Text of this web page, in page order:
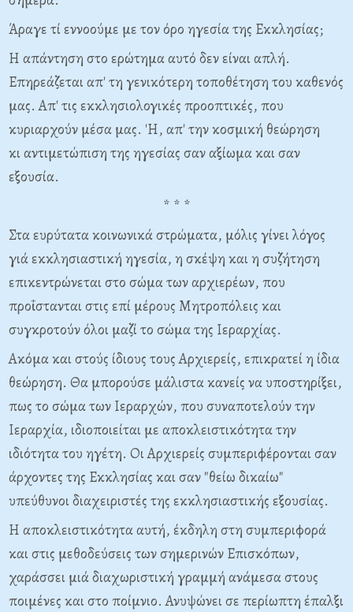
Άραγε τί εννοούμε με τον όρο ηγεσία της Εκκλησίας;
Η απάντηση στο ερώτημα αυτό δεν είναι απλή.
Επηρεάζεται απ' τη γενικότερη τοποθέτηση του καθενός
μας. Απ' τις εκκλησιολογικές προοπτικές, που
κυριαρχούν μέσα μας. 'Η, απ' την κοσμική θεώρηση
κιαντιμετώπιση της ηγεσίας σαν αξίωμα και σαν
εξουσία.
* * *
Στα ευρύτατα κοινωνικά στρώματα, μόλις γίνει λόγος
γιά εκκλησιαστική ηγεσία, η σκέψη και η συζήτηση
επικεντρώνεται στο σώμα των αρχιερέων, που
προΐστανται στις επί μέρους Μητροπόλεις και
συγκροτούν όλοι μαζί το σώμα της Ιεραρχίας.
Ακόμα και στούς ίδιους τους Αρχιερείς, επικρατεί η ίδια
θεώρηση. Θα μπορούσε μάλιστα κανείς να υποστηρίξει,
πως το σώμα των Ιεραρχών, που συναποτελούν την
Ιεραρχία, ιδιοποιείται με αποκλειστικότητα την
ιδιότητα του ηγέτη. Οι Αρχιερείς συμπεριφέρονται σαν
άρχοντες της Εκκλησίας και σαν "θείω δικαίω"
υπεύθυνοι διαχειριστές της εκκλησιαστικής εξουσίας.
Η αποκλειστικότητα αυτή, έκδηλη στη συμπεριφορά
και στις μεθοδεύσεις των σημερινών Επισκόπων,
χαράσσει μιά διαχωριστική γραμμή ανάμεσα στους
ποιμένες και στο ποίμνιο. Ανυψώνει σε περίωπτη έπαλξι